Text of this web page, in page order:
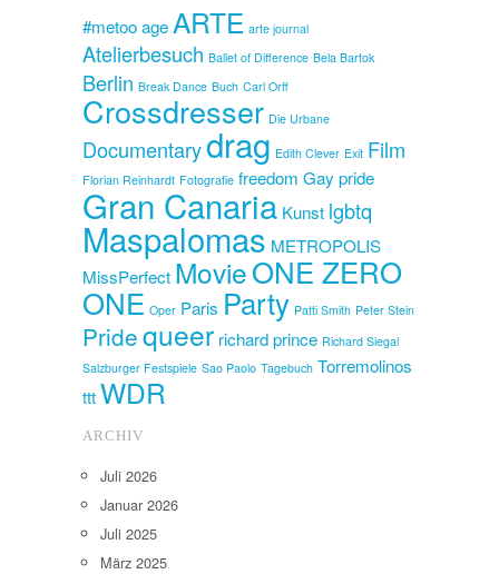
#metooage ARTE arte journal
Atelierbesuch Ballet of Difference Bela Bartok
Berlin Break Dance Buch Carl Orff
Crossdresser Die Urbane
Documentarydrag Edith Clever Exit Film
Florian Reinhardt Fotografie freedom Gay pride
Gran Canaria Kunst lgbtq
Maspalomas METROPOLIS
MissPerfect MovieONE ZERO
ONE Oper Paris Party Patti Smith Peter Stein
Pridequeer richard prince Richard Siegal
Salzburger Festspiele Sao Paolo Tagebuch Torremolinos
tttWDR
ARCHIV
Juli 2026
Januar 2026
Juli 2025
März 2025